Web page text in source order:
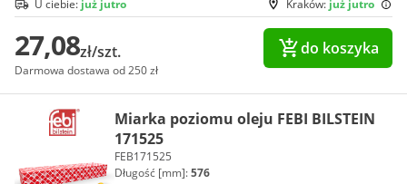
Kraków: już jutro
U ciebie: już jutro
27,08zł/szt.
Darmowa dostawa od 250 zł
do koszyka
Miarka poziomu oleju FEBI BILSTEIN
171525
FEB171525
Długość [mm]:576